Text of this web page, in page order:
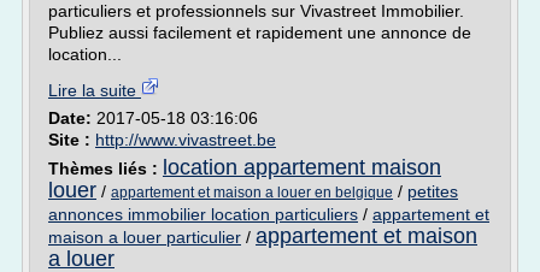
particuliers et professionnels sur Vivastreet Immobilier.
Publiez aussi facilement et rapidement une annonce de
location...
Lire la suite
Date: 2017-05-18 03:16:06
Site : http://www.vivastreet.be
Thèmes liés : location appartement maison
louer / appartement et maison a louer en belgique / petites
annonces immobilier location particuliers / appartement et
maison a louer particulier / appartement et maison
a louer